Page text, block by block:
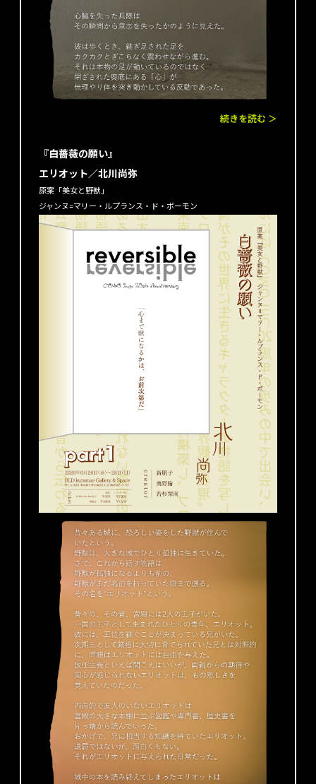
続きを読む ＞
『白薔薇の願い』
エリオット／北川尚弥
原案「美女と野獣」
ジャンヌ=マリー・ルプランス・ド・ボーモン